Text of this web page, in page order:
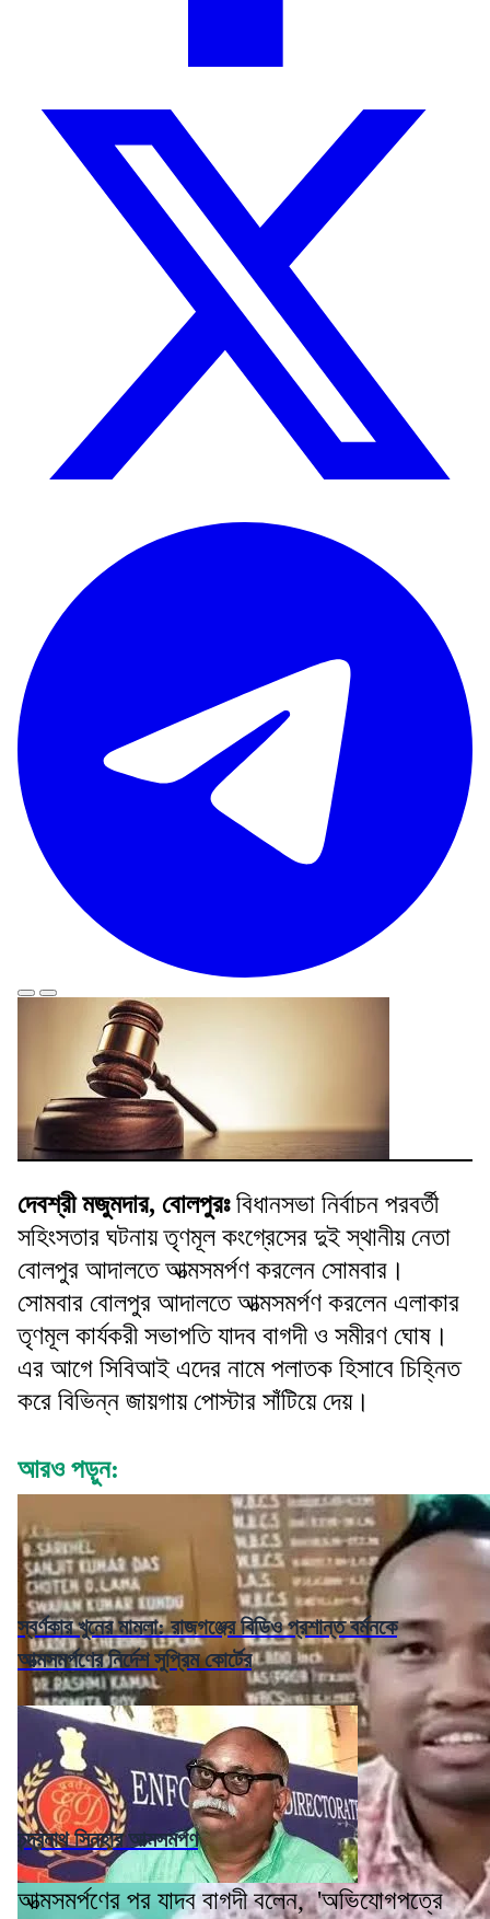
দেবশ্রী মজুমদার, বোলপুরঃবিধানসভা নির্বাচন পরবর্তী
সহিংসতার ঘটনায় তৃণমূল কংগ্রেসের দুই স্থানীয় নেতা
বোলপুর আদালতে আত্মসমর্পণ করলেন সোমবার।
সোমবার বোলপুর আদালতে আত্মসমর্পণ করলেন এলাকার
তৃণমূল কার্যকরী সভাপতি যাদব বাগদী ও সমীরণ ঘোষ।
এর আগে সিবিআই এদের নামে পলাতক হিসাবে চিহ্নিত
করে বিভিন্ন জায়গায় পোস্টার সাঁটিয়ে দেয়।
আরও পড়ুন:
স্বর্ণকার খুনের মামলা: রাজগঞ্জের বিডিও প্রশান্ত বর্মনকে
আত্মসমর্পণের নির্দেশ সুপ্রিম কোর্টের
চন্দ্রনাথ সিনহার আত্মসমর্পণ
আত্মসমর্পণের পর যাদব বাগদী বলেন, 'অভিযোগপত্রে